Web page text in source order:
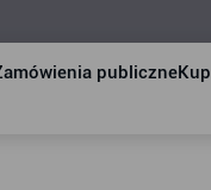
publiczne